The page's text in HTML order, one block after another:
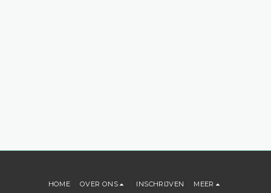
HOME OVER ONS INSCHRIJVEN MEER